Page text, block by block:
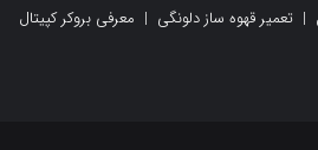
| تعمیر قهوه ساز دلونگی | معرفی بروکر کپیتال